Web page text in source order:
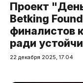
Проект
Betking
финалистов
ради
22 декабря 2025, 17:04